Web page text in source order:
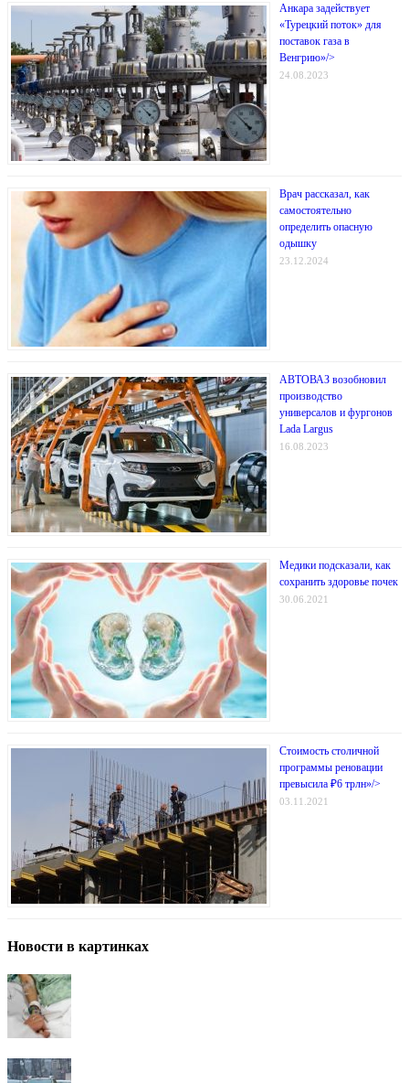
Анкара задействует
«Турецкий поток» для
поставок газа в
Венгрию»/>
24.08.2023
Врач рассказал, как
самостоятельно
определить опасную
одышку
23.12.2024
АВТОВАЗ возобновил
производство
универсалов и фургонов
Lada Largus
16.08.2023
Медики подсказали, как
сохранить здоровье почек
30.06.2021
Стоимость столичной
программы реновации
превысила ₽6 трлн»/>
03.11.2021
Новости в картинках